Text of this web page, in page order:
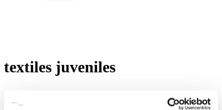
textiles juveniles